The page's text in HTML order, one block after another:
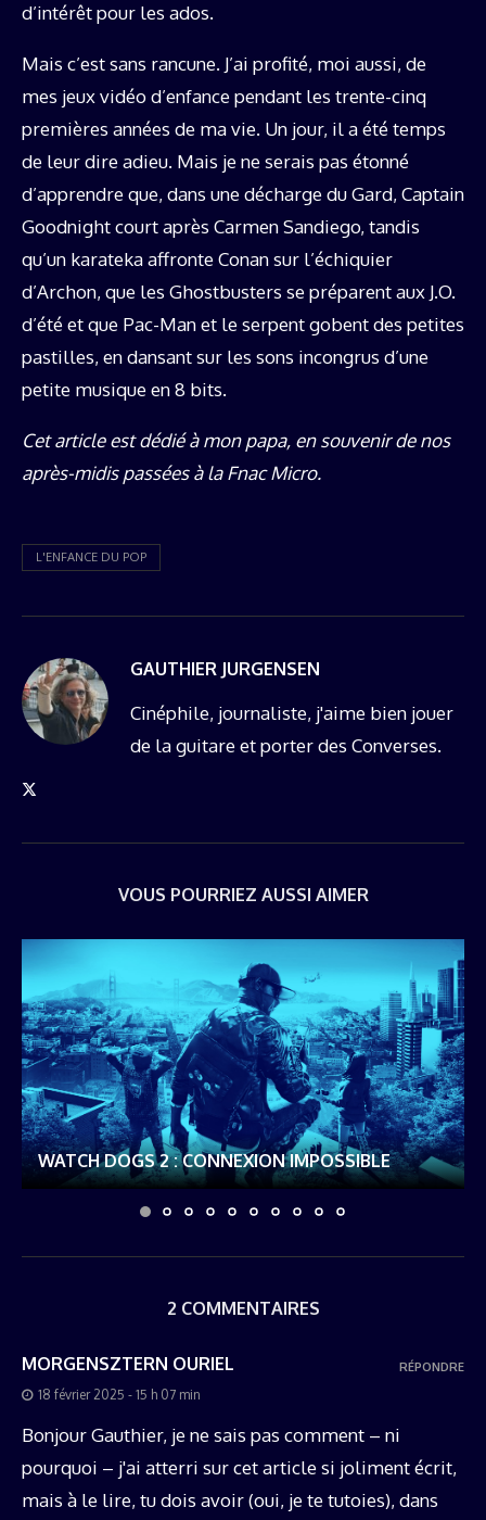
d’intérêt pour les ados.
Mais c’est sans rancune. J’ai profité, moi aussi, de
mes jeux vidéo d’enfance pendant les trente-cinq
premières années de ma vie. Un jour, il a été temps
de leur dire adieu. Mais je ne serais pas étonné
d’apprendre que, dans une décharge du Gard, Captain
Goodnight court après Carmen Sandiego, tandis
qu’un karateka affronte Conan sur l’échiquier
d’Archon, que les Ghostbusters se préparent aux J.O.
d’été et que Pac-Man et le serpent gobent des petites
pastilles, en dansant sur les sons incongrus d’une
petite musique en 8 bits.
Cet article est dédié à mon papa, en souvenir de nos
après-midis passées à la Fnac Micro.
L'ENFANCE DU POP
GAUTHIER JURGENSEN
Cinéphile, journaliste, j'aime bien jouer
de la guitare et porter des Converses.
VOUS POURRIEZ AUSSI AIMER
WATCH DOGS 2 : CONNEXION IMPOSSIBLE
2 COMMENTAIRES
MORGENSZTERN OURIEL
18 février 2025 - 15 h 07 min
Bonjour Gauthier, je ne sais pas comment – ni
pourquoi – j'ai atterri sur cet article si joliment écrit,
mais à le lire, tu dois avoir (oui, je te tutoies), dans
RÉPONDRE